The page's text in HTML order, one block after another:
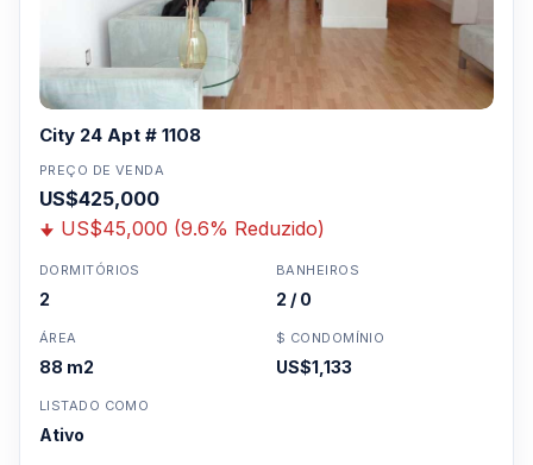
City 24 Apt # 1108
PREÇO DE VENDA
US$425,000
US$45,000 (9.6% Reduzido)
DORMITÓRIOS
2
BANHEIROS
2 / 0
ÁREA
88 m2
$ CONDOMÍNIO
US$1,133
LISTADO COMO
Ativo